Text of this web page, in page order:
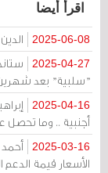
اقرأ أيضا
2025-06-08
2025-04-27
"سلبية" بعد
2025-04-16
أجنبية .. وما تحصل
2025-03-16
الأسعار قيمة الدعم